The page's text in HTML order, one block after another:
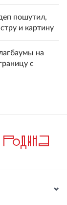
пошутил,
и картину
на
с